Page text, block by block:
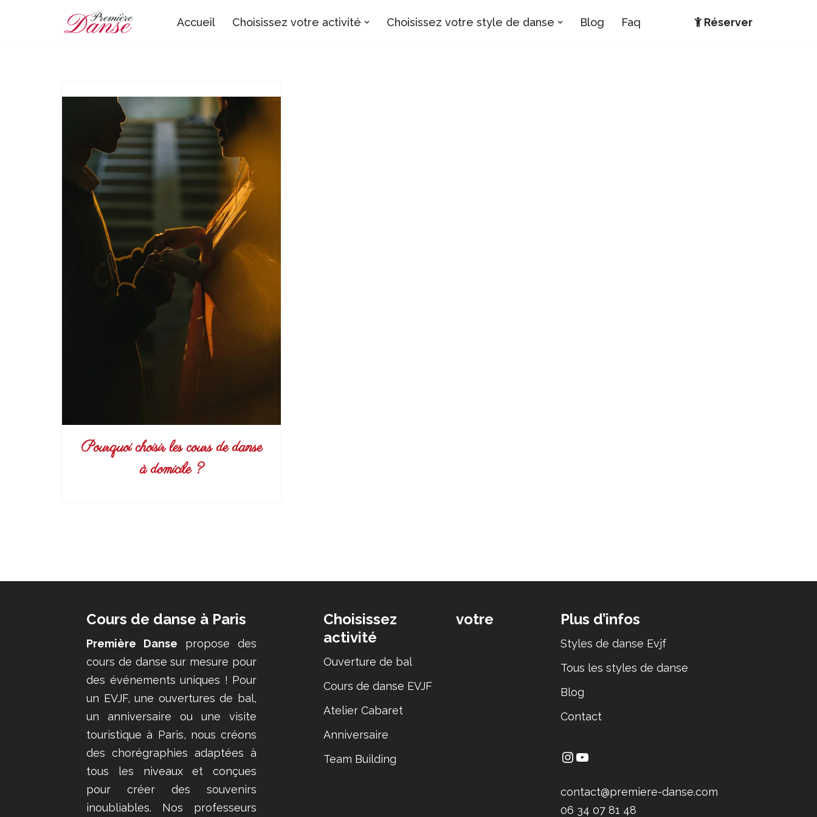
Accueil Choisissez votre activité Choisissez votre style de danse Blog Faq Réserver
Pourquoi choisir les cours de danse
à domicile ?
Cours de danse à Paris
Première Danse propose des
cours de danse sur mesure pour
des événements uniques ! Pour
un EVJF, une ouvertures de bal,
un anniversaire ou une visite
touristique à Paris, nous créons
des chorégraphies adaptées à
tous les niveaux et conçues
pour créer des souvenirs
inoubliables. Nos professeurs
Choisissez votre
activité
Ouverture de bal
Cours de danse EVJF
Atelier Cabaret
Anniversaire
Team Building
Plus d’infos
Styles de danse Evjf
Tous les styles de danse
Blog
Contact
contact@premiere-danse.com
06 34 07 81 48